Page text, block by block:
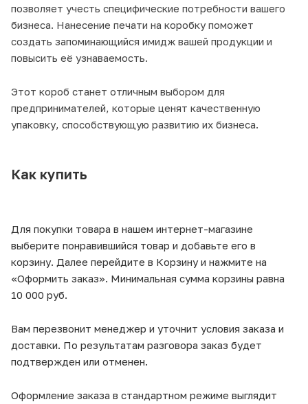
позволяет учесть специфические потребности вашего
бизнеса. Нанесение печати на коробку поможет
создать запоминающийся имидж вашей продукции и
повысить её узнаваемость.
Этот короб станет отличным выбором для
предпринимателей, которые ценят качественную
упаковку, способствующую развитию их бизнеса.
Как купить
Для покупки товара в нашем интернет-магазине
выберите понравившийся товар и добавьте его в
корзину. Далее перейдите в Корзину и нажмите на
«Оформить заказ». Минимальная сумма корзины равна
10 000 руб.
Вам перезвонит менеджер и уточнит условия заказа и
доставки. По результатам разговора заказ будет
подтвержден или отменен.
Оформление заказа в стандартном режиме выглядит